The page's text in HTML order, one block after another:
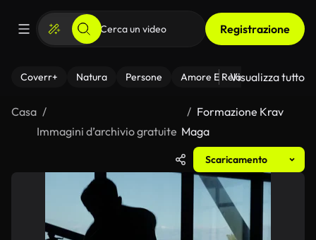
Registrazione
Coverr+ Natura Persone Amore E Relazioni Il
Visualizza tutto
Casa
Immagini d’archivio gratuite
Formazione Krav
Maga
Scaricamento